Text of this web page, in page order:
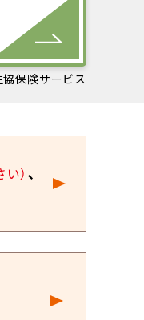
協保険サービス
） 、